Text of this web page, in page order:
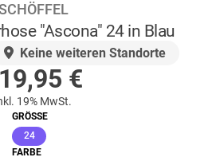
"Ascona" 24 in Blau
Keine weiteren Standorte
€
19% MwSt.
GRÖSSE
24(ausgewählt)
FARBE